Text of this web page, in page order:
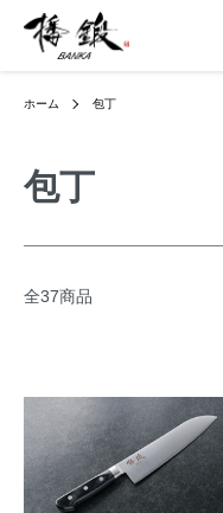
ホーム 包丁
包丁
全37商品